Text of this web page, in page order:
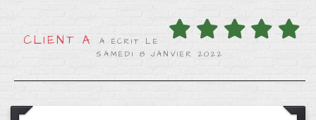
CLIENT A
A ÉCRIT LE
SAMEDI 8 JANVIER 2022